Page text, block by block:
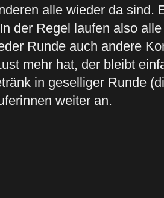
alle wieder da sind.
der Regel laufen also
Runde auch andere
mehr hat, der bleibt
in geselliger Runde
weiter an.